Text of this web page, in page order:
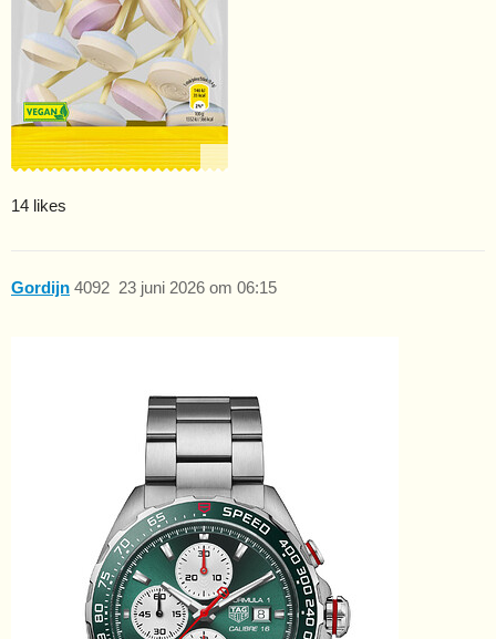
14 likes
Gordijn 23 juni 2026 om 06:15
4092